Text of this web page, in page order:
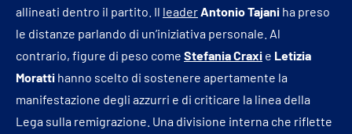
allineati dentro il partito. Il leaderAntonio Tajani ha preso
le distanze parlando di un’iniziativa personale. Al
contrario, figure di peso come Stefania Craxi e Letizia
Moratti hanno scelto di sostenere apertamente la
manifestazione degli azzurri e di criticare la linea della
Lega sulla remigrazione. Una divisione interna che riflette